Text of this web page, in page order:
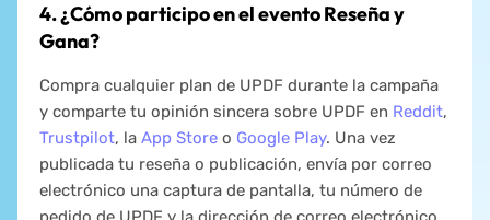
4. ¿Cómo participo en el evento Reseña y
Gana?
Compra cualquier plan de UPDF durante la campaña
y comparte tu opinión sincera sobre UPDF en Reddit,
Trustpilot, la App Store o Google Play. Una vez
publicada tu reseña o publicación, envía por correo
electrónico una captura de pantalla, tu número de